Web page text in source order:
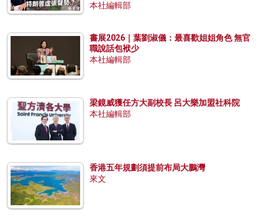
本社編輯部
書展2026｜葉劉淑儀：最喜歡姐姐角色 無官
職說話包袱少
本社編輯部
梁鏡威獲任方大副校長 呂大樂加盟社科院
本社編輯部
香港五年規劃須提前布局大鵬灣
來文